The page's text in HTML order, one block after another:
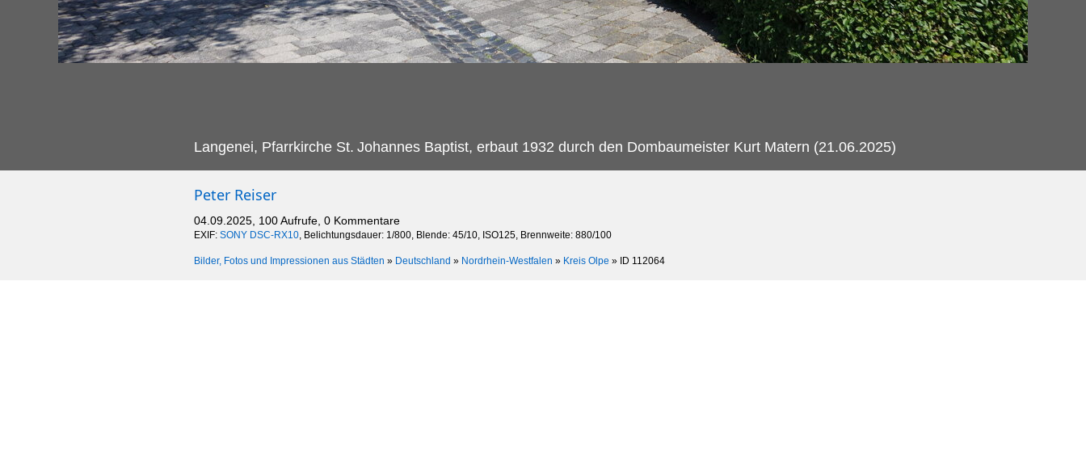
Langenei, Pfarrkirche St. Johannes Baptist, erbaut 1932 durch den Dombaumeister Kurt Matern (21.06.2025)
Peter Reiser
04.09.2025, 100 Aufrufe, 0 Kommentare
EXIF: SONY DSC-RX10, Belichtungsdauer: 1/800, Blende: 45/10, ISO125, Brennweite: 880/100
Bilder, Fotos und Impressionen aus Städten » Deutschland » Nordrhein-Westfalen » Kreis Olpe » ID 112064